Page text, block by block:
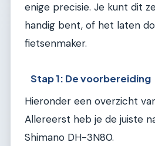
enige precisie. Je kunt dit
handig bent, of het laten
fietsenmaker.
Stap 1: De voorbereiding
Hieronder een overzicht
Allereerst heb je de juiste
Shimano DH-3N80.